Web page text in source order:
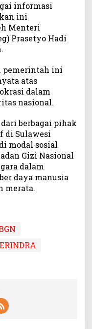
informasi
ini
Menteri
Prasetyo Hadi
pemerintah ini
atas
dalam
nasional.
berbagai pihak
di Sulawesi
modal sosial
Gizi Nasional
dalam
daya manusia
merata.